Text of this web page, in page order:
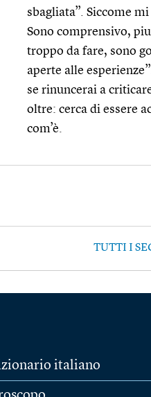
sbagliata”. Siccome
Sono comprensivo,
troppo da fare, sono
aperte alle
se rinuncerai a
oltre: cerca di essere
com’è.
TUTTI I
italiano